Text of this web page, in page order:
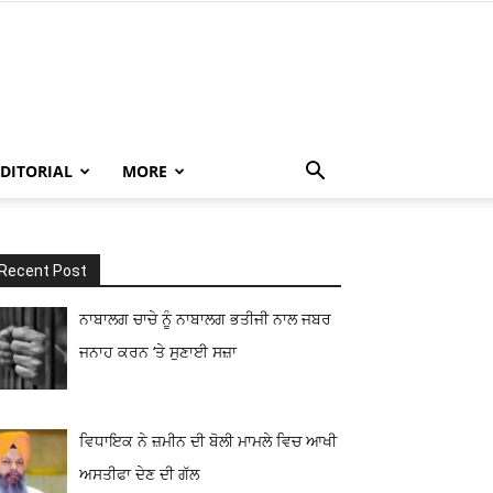
MORE
Recent Post
ਨਾਬਾਲਗ ਚਾਚੇ ਨੂੰ ਨਾਬਾਲਗ ਭਤੀਜੀ ਨਾਲ ਜਬਰ
ਜਨਾਹ ਕਰਨ ‘ਤੇ ਸੁਣਾਈ ਸਜ਼ਾ
ਵਿਧਾਇਕ ਨੇ ਜ਼ਮੀਨ ਦੀ ਬੋਲੀ ਮਾਮਲੇ ਵਿਚ ਆਖੀ
ਅਸਤੀਫਾ ਦੇਣ ਦੀ ਗੱਲ